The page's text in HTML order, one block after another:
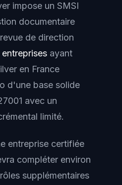
impose un SMSI
documentaire
de direction
entreprises ayant
en France
d'une base solide
avec un
limité.
entreprise certifiée
compléter environ
supplémentaires